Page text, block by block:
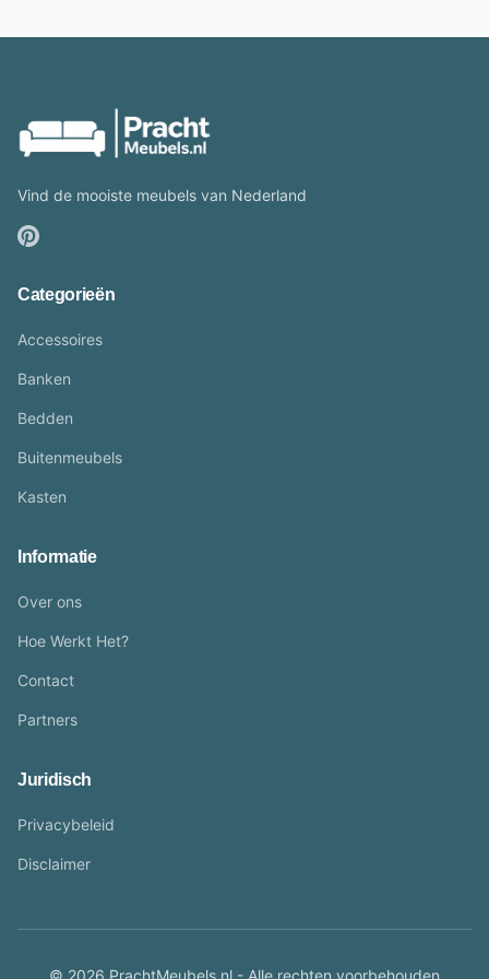
Vind de mooiste meubels van Nederland
Categorieën
Accessoires
Banken
Bedden
Buitenmeubels
Kasten
Informatie
Over ons
Hoe Werkt Het?
Contact
Partners
Juridisch
Privacybeleid
Disclaimer
© 2026 PrachtMeubels.nl - Alle rechten voorbehouden